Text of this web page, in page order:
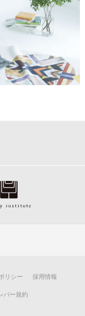
リシー 採用情報
バー規約